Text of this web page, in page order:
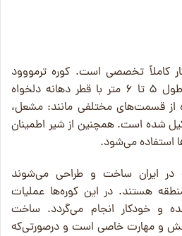
کاملاً تخصصی است. کوره ترمووود
به‌صورت لوله‌های طویل با طول ۵ تا ۶ متر با قطر دهانه دلخواه
قسمت‌های مختلفی مانند: مشعل،
شده است. همچنین از شیر اطمینان
استفاده می‌شود.
در ایران ساخت و طراحی می‌شوند
هستند. در این کوره‌ها عملیات
و خودکار انجام می‌گردد. ساخت
و مهارت خاصی است و درصورتی‌که